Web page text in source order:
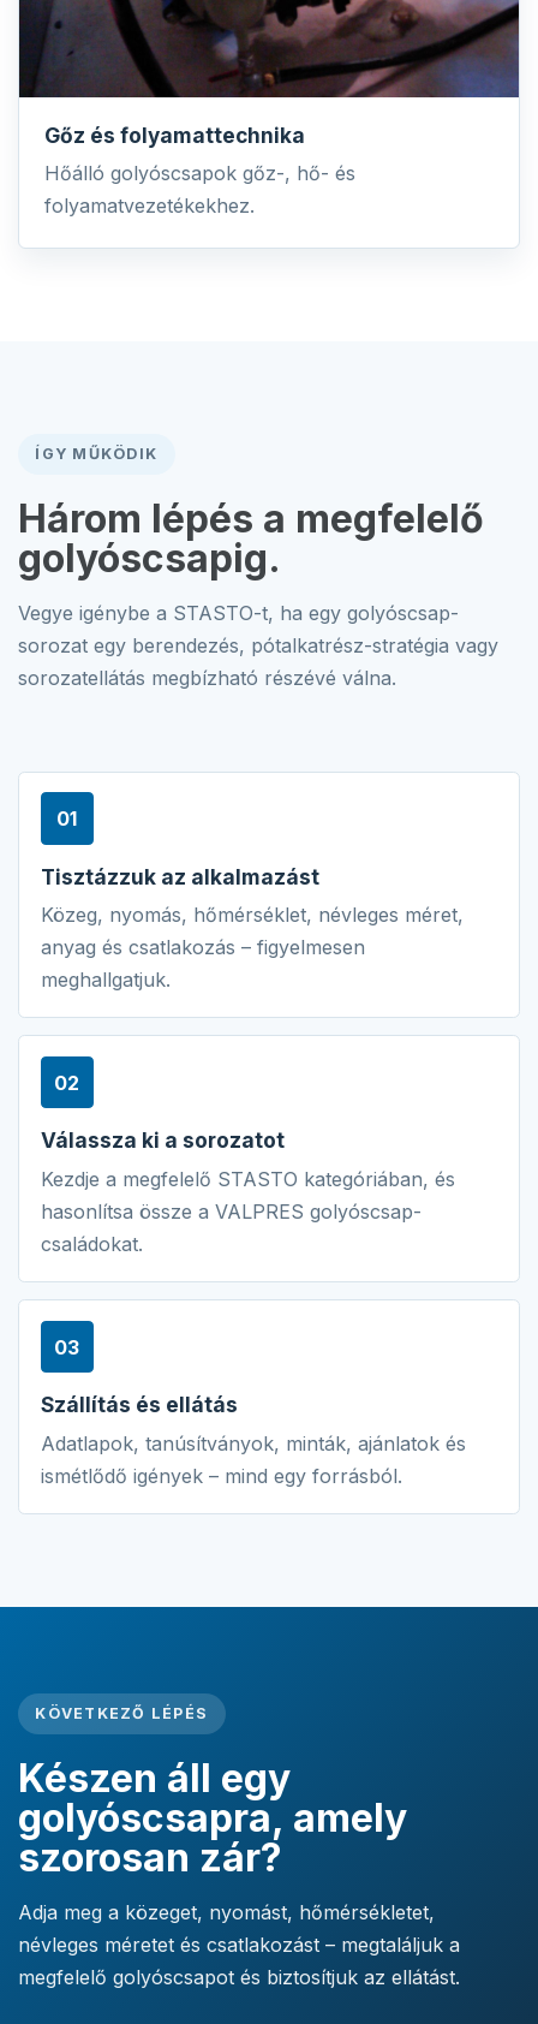
Gőz és folyamattechnika
Hőálló golyóscsapok gőz-, hő- és
folyamatvezetékekhez.
ÍGY MŰKÖDIK
Három lépés a megfelelő
golyóscsapig.
Vegye igénybe a STASTO-t, ha egy golyóscsap-
sorozat egy berendezés, pótalkatrész-stratégia vagy
sorozatellátás megbízható részévé válna.
01
Tisztázzuk az alkalmazást
Közeg, nyomás, hőmérséklet, névleges méret,
anyag és csatlakozás – figyelmesen
meghallgatjuk.
02
Válassza ki a sorozatot
Kezdje a megfelelő STASTO kategóriában, és
hasonlítsa össze a VALPRES golyóscsap-
családokat.
03
Szállítás és ellátás
Adatlapok, tanúsítványok, minták, ajánlatok és
ismétlődő igények – mind egy forrásból.
KÖVETKEZŐ LÉPÉS
Készen áll egy
golyóscsapra, amely
szorosan zár?
Adja meg a közeget, nyomást, hőmérsékletet,
névleges méretet és csatlakozást – megtaláljuk a
megfelelő golyóscsapot és biztosítjuk az ellátást.